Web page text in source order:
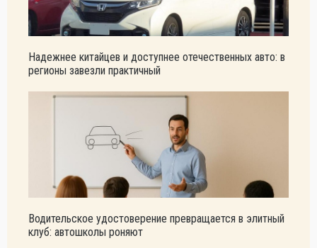
Надежнее китайцев и доступнее отечественных авто: в
регионы завезли практичный
Водительское удостоверение превращается в элитный
клуб: автошколы роняют